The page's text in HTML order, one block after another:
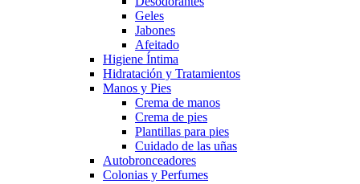
Geles
Jabones
Afeitado
Higiene Íntima
Hidratación y Tratamientos
Manos y Pies
Crema de manos
Crema de pies
Plantillas para pies
Cuidado de las uñas
Autobronceadores
Colonias y Perfumes